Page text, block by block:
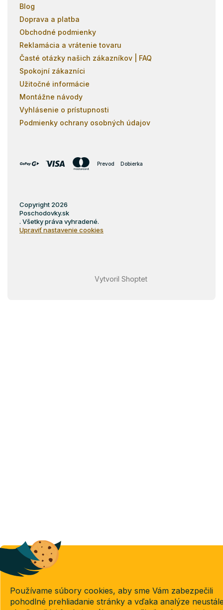
Používame súbory cookies, aby sme Vám zabezpečili
pohodlné prehliadanie stránky a vďaka analýze
Blog
Doprava a platba
Obchodné podmienky
Reklamácia a vrátenie tovaru
Časté otázky našich zákazníkov | FAQ
Spokojní zákazníci
Užitočné informácie
Montážne návody
Vyhlásenie o prístupnosti
Podmienky ochrany osobných údajov
Prevod Dobierka
Vytvoril Shoptet
Copyright 2026
Poschodovky.sk
. Všetky práva vyhradené.
Upraviť nastavenie cookies